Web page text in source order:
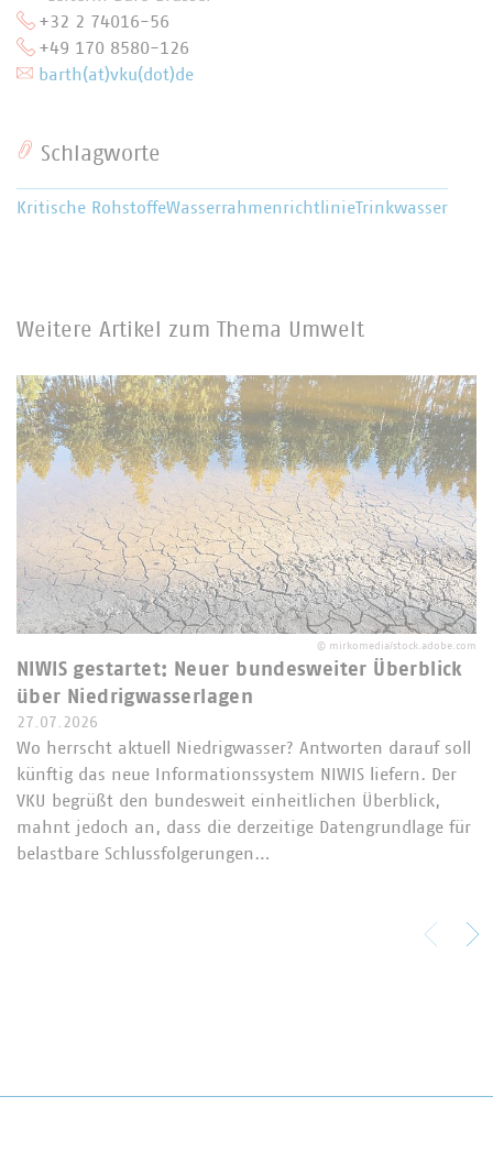
+32 2 74016-56
+49 170 8580-126
barth(at)vku(dot)de
Schlagworte
Kritische RohstoffeWasserrahmenrichtlinieTrinkwasser
Weitere Artikel zum Thema Umwelt
© mirkomedia/stock.adobe.com
NIWIS gestartet: Neuer bundesweiter Überblick
über Niedrigwasserlagen
27.07.2026
Wo herrscht aktuell Niedrigwasser? Antworten darauf soll
künftig das neue Informationssystem NIWIS liefern. Der
VKU begrüßt den bundesweit einheitlichen Überblick,
mahnt jedoch an, dass die derzeitige Datengrundlage für
belastbare Schlussfolgerungen…